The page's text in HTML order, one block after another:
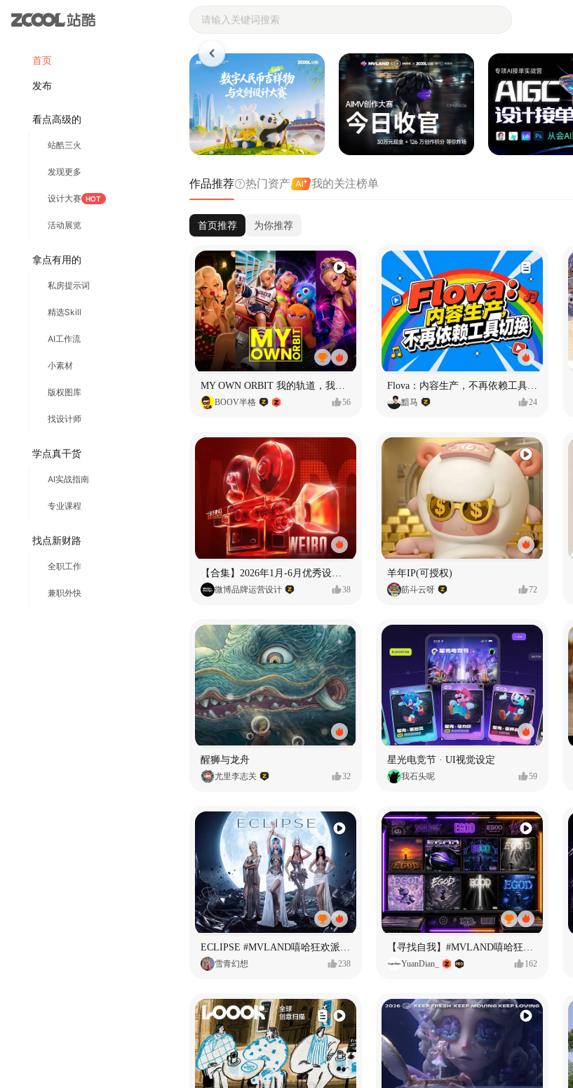
首页
发布
看点高级的
站酷三火
发现更多
设计大赛 HOT
活动展览
拿点有用的
私房提示词
精选Skill
AI工作流
小素材
版权图库
找设计师
学点真干货
AI实战指南
专业课程
找点新财路
全职工作
兼职外快
站酷ZCOOL - 设计师们都在站酷
作品推荐 热门资产 我的关注榜单
首页推荐 为你推荐
MY OWN ORBIT 我的轨道，我的定义#MVLAND嘻哈狂欢派对
BOOV半格 56
Flova：内容生产，不再依赖工具切换
黯马 24
微博品牌运营设计 38
羊年IP(可授权)
筋斗云呀 72
醒狮与龙舟
尤里李志关 32
星光电竞节 · UI视觉设定
我石头呢 59
雪青幻想 238 YuanDian_ 162